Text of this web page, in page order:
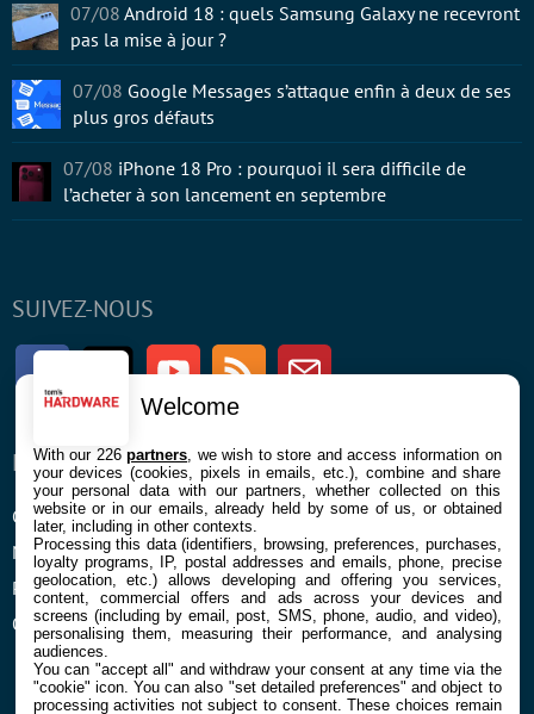
SUIVEZ-NOUS
FacebookTwitter Youtube RSS Newsletter
ENTREPRISE
Confidentialité et Cookies
Mentions légales et CGU
Préférences Cookies
Qui sommes nous
À PROPOS
Contact
07/08 Android 18 : quels Samsung Galaxy ne recevront
pas la mise à jour ?
07/08 Google Messages s’attaque enfin à deux de ses
plus gros défauts
07/08 iPhone 18 Pro : pourquoi il sera difficile de
l’acheter à son lancement en septembre
Welcome
With our 226partners , we wish to store and access information on
your devices (cookies, pixels in emails, etc.), combine and share
your personal data with our partners, whether collected on this
website or in our emails, already held by some of us, or obtained
later, including in other contexts.
Processing this data (identifiers, browsing, preferences, purchases,
loyalty programs, IP, postal addresses and emails, phone, precise
geolocation, etc.) allows developing and offering you services,
content, commercial offers and ads across your devices and
screens (including by email, post, SMS, phone, audio, and video),
personalising them, measuring their performance, and analysing
audiences.
You can "accept all" and withdraw your consent at any time via the
"cookie" icon. You can also "set detailed preferences" and object to
processing activities not subject to consent. These choices remain